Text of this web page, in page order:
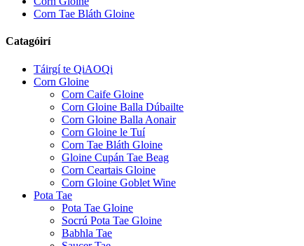
Corn Tae Bláth Gloine
Catagóirí
Táirgí te QiAOQi
Corn Gloine
Corn Caife Gloine
Corn Gloine Balla Dúbailte
Corn Gloine Balla Aonair
Corn Gloine le Tuí
Corn Tae Bláth Gloine
Gloine Cupán Tae Beag
Corn Ceartais Gloine
Corn Gloine Goblet Wine
Pota Tae
Pota Tae Gloine
Socrú Pota Tae Gloine
Babhla Tae